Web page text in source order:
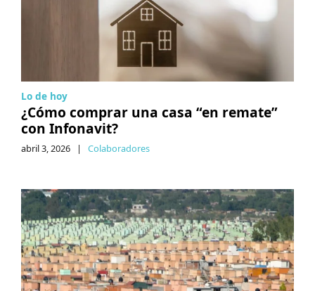
Lo de hoy
¿Cómo comprar una casa “en remate”
con Infonavit?
abril 3, 2026 | Colaboradores